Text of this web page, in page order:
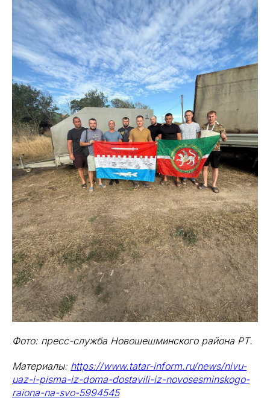
Фото: пресс-служба Новошешминского района РТ.
Материалы: https://www.tatar-inform.ru/news/nivu-
uaz-i-pisma-iz-doma-dostavili-iz-novosesminskogo-
raiona-na-svo-5994545